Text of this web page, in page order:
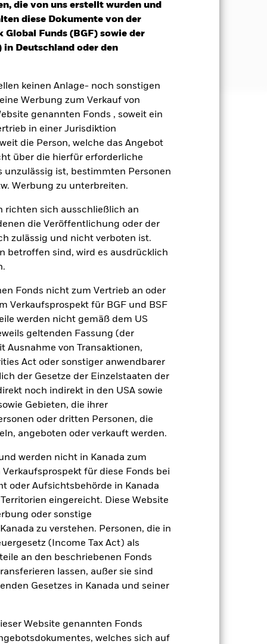
die von uns erstellt wurden und
diese Dokumente von der
Funds (BGF) sowie der
in Deutschland oder den
keinen Anlage- noch sonstigen
Werbung zum Verkauf von
genannten Fonds , soweit ein
in einer Jurisdiktion
die Person, welche das Angebot
über die hierfür erforderliche
unzulässig ist, bestimmten Personen
Werbung zu unterbreiten.
richten sich ausschließlich an
die Veröffentlichung oder der
zulässig und nicht verboten ist.
betroffen sind, wird es ausdrücklich
Fonds nicht zum Vertrieb an oder
Verkaufsprospekt für BGF und BSF
werden nicht gemäß dem US
geltenden Fassung (der
Ausnahme von Transaktionen,
Act oder sonstiger anwendbarer
der Gesetze der Einzelstaaten der
noch indirekt in den USA sowie
Gebieten, die ihrer
oder dritten Personen, die
angeboten oder verkauft werden.
werden nicht in Kanada zum
für diese Fonds bei
oder Aufsichtsbehörde in Kanada
eingereicht. Diese Website
oder sonstige
zu verstehen. Personen, die in
(Income Tax Act) als
an den beschriebenen Fonds
lassen, außer sie sind
Gesetzes in Kanada und seiner
Website genannten Fonds
welches sich auf
angegeben. Weitere Informationen
baselinescreens. Der Fonds kann
h. Anlagen, deren Preise auf einem
Anlagen) eingehen, die diese
sind nicht garantiert und
zurück.
Industrieländer. Weitere
von Vermögenswerten,
Kriterien nicht vereinbar sind.
reagieren und das Ausmaß
Auswirkungen für den Fond
von Aktien und
werden. Der Wert von
unter Investment Grade sind u. U.
und spiegeln den Wert der
gegenüber Wertänderungen
oder auf komplexe Weise
sich die Marktdynamik im Laufe
oder sogar Mängel aufweisen.
ein. Der Einsatz von
„Spill-over-Effekt“) für andere
Verfahren zur Minderung
dem Namen des Fonds können
sind durch den Begriff
ist zudem auf
verbundenen erzielten Ertrags
Weniger anzeigen
SFDR Web Disclosure
Unterlagen